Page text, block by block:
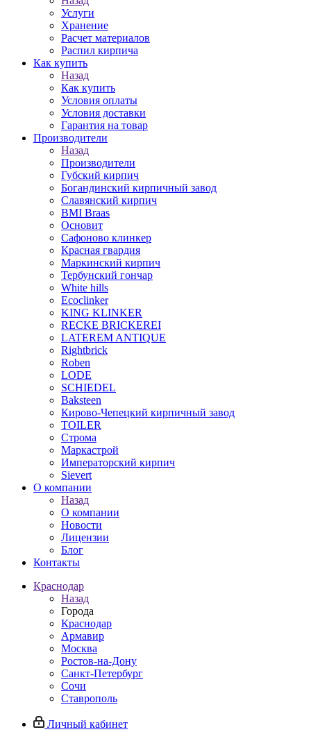
Услуги
Хранение
Расчет материалов
Распил кирпича
Как купить
Назад
Как купить
Условия оплаты
Условия доставки
Гарантия на товар
Производители
Назад
Производители
Губский кирпич
Богандинский кирпичный завод
Славянский кирпич
BMI Braas
Основит
Сафоново клинкер
Красная гвардия
Маркинский кирпич
Тербунский гончар
White hills
Ecoclinker
KING KLINKER
RECKE BRICKEREI
LATEREM ANTIQUE
Rightbrick
Roben
LODE
SCHIEDEL
Baksteen
Кирово-Чепецкий кирпичный завод
TOILER
Строма
Маркастрой
Императорский кирпич
Sievert
О компании
Назад
О компании
Новости
Лицензии
Блог
Контакты
Краснодар
Назад
Города
Краснодар
Армавир
Москва
Ростов-на-Дону
Санкт-Петербург
Сочи
Ставрополь
Личный кабинет